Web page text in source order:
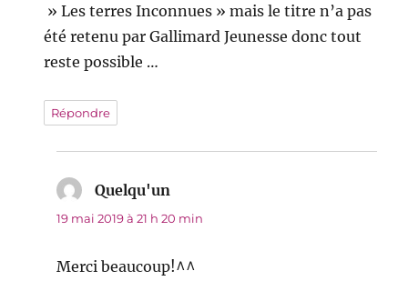
» Les terres Inconnues » mais le titre n’a pas
été retenu par Gallimard Jeunesse donc tout
reste possible …
Répondre
Quelqu'un
19 mai 2019 à 21 h 20 min
Merci beaucoup!^^